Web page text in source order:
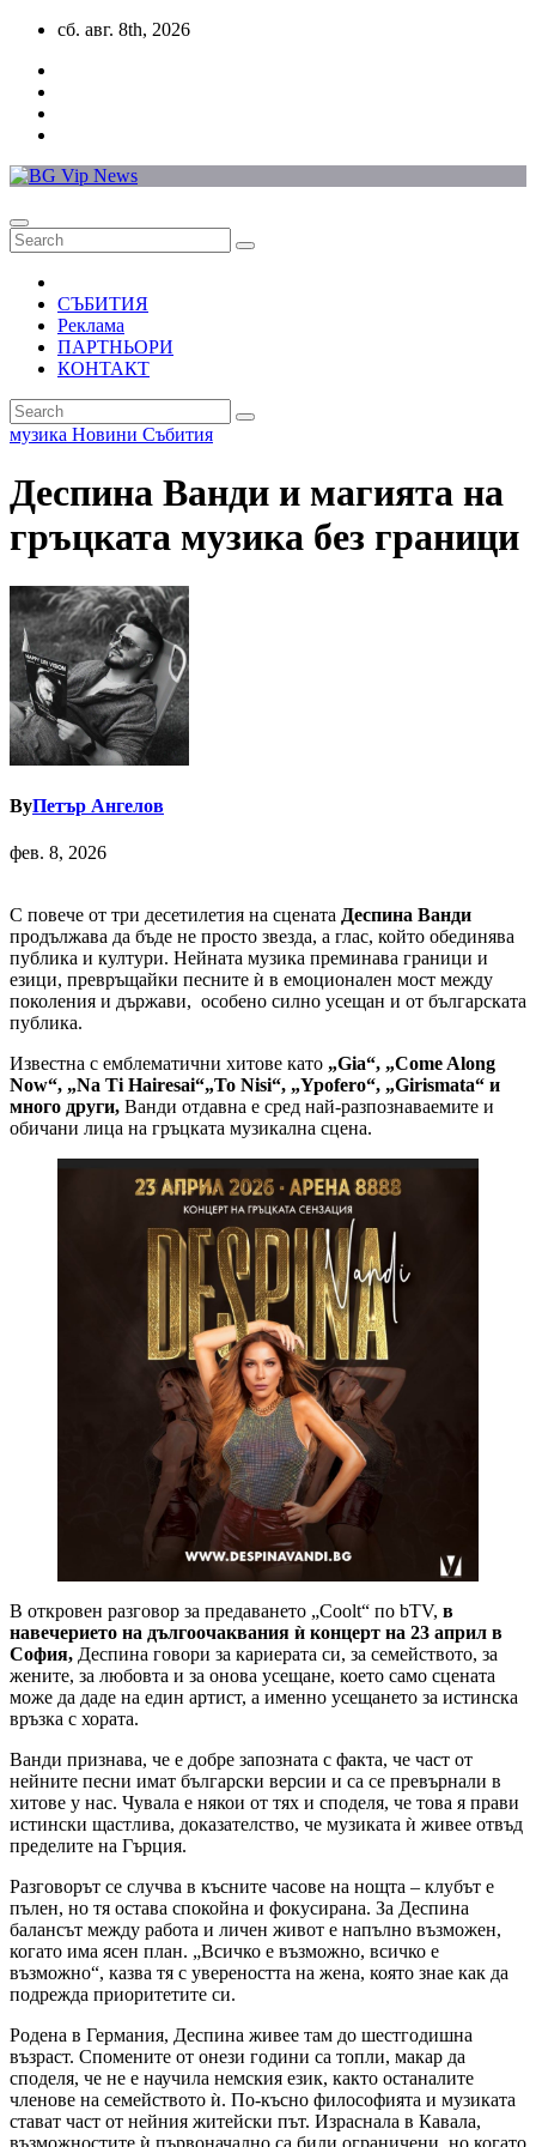
Skip
content
сб. авг. 8th, 2026
СЪБИТИЯ
Реклама
ПАРТНЬОРИ
КОНТАКТ
музика Новини Събития
Деспина Ванди и магията на
гръцката музика без граници
ByПетър Ангелов
фев. 8, 2026
С повече от три десетилетия на сцената Деспина Ванди
продължава да бъде не просто звезда, а глас, който обединява
публика и култури. Нейната музика преминава граници и
езици, превръщайки песните ѝ в емоционален мост между
поколения и държави, особено силно усещан и от българската
публика.
Известна с емблематични хитове като „Gia“, „Come Along
Now“, „Na Ti Hairesai“„To Nisi“, „Ypofero“, „Girismata“ и
много други, Ванди отдавна е сред най-разпознаваемите и
обичани лица на гръцката музикална сцена.
В откровен разговор за предаването „Coolt“ по bTV, в
навечерието на дългоочаквания ѝ концерт на 23 април в
София, Деспина говори за кариерата си, за семейството, за
жените, за любовта и за онова усещане, което само сцената
може да даде на един артист, а именно усещането за истинска
връзка с хората.
Ванди признава, че е добре запозната с факта, че част от
нейните песни имат български версии и са се превърнали в
хитове у нас. Чувала е някои от тях и споделя, че това я прави
истински щастлива, доказателство, че музиката ѝ живее отвъд
пределите на Гърция.
Разговорът се случва в късните часове на нощта – клубът е
пълен, но тя остава спокойна и фокусирана. За Деспина
балансът между работа и личен живот е напълно възможен,
когато има ясен план. „Всичко е възможно, всичко е
възможно“, казва тя с увереността на жена, която знае как да
подрежда приоритетите си.
Родена в Германия, Деспина живее там до шестгодишна
възраст. Спомените от онези години са топли, макар да
споделя, че не е научила немския език, както останалите
членове на семейството ѝ. По-късно философията и музиката
стават част от нейния житейски път. Израснала в Кавала,
възможностите ѝ първоначално са били ограничени, но когато